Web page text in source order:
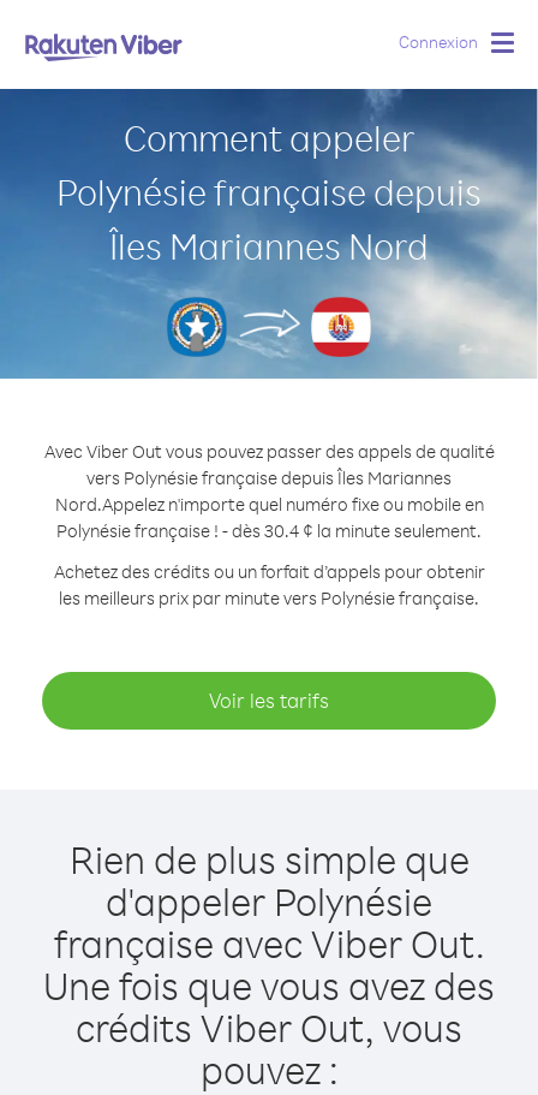
Connexion
Comment appeler
Polynésie française depuis
Îles Mariannes Nord
Avec Viber Out vous pouvez passer des appels de qualité
vers Polynésie française depuis Îles Mariannes
Nord.Appelez n'importe quel numéro fixe ou mobile en
Polynésie française ! - dès 30.4 ¢ la minute seulement.
Achetez des crédits ou un forfait d’appels pour obtenir
les meilleurs prix par minute vers Polynésie française.
Voir les tarifs
Rien de plus simple que
d'appeler Polynésie
française avec Viber Out.
Une fois que vous avez des
crédits Viber Out, vous
pouvez :